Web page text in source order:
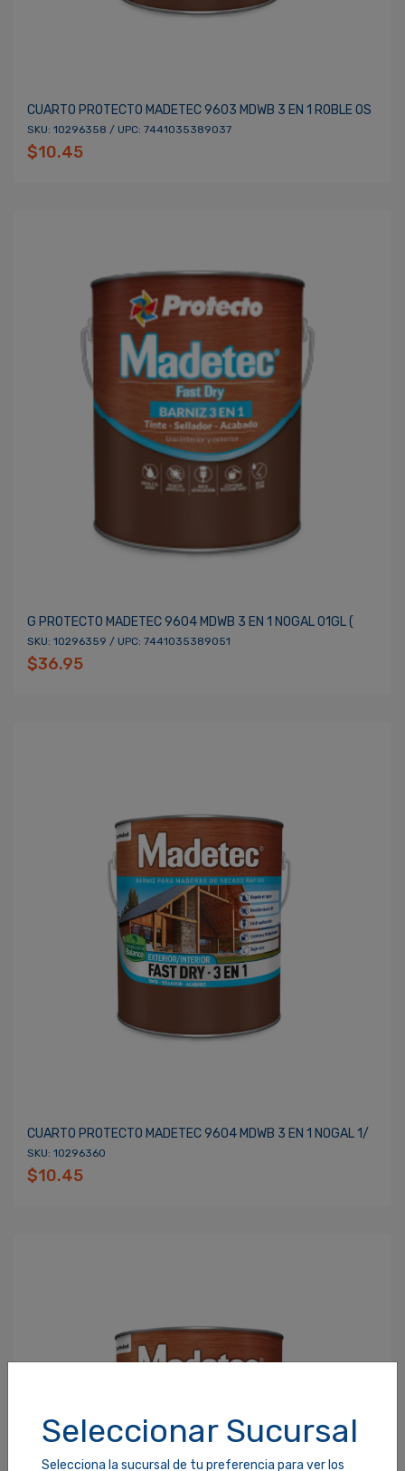
Seleccionar Sucursal
Selecciona la sucursal de tu preferencia para ver los
CUARTO PROTECTO MADETEC 9603 MDWB 3 EN 1 ROBLE OS
SKU: 10296358 / UPC: 7441035389037
$10.45
G PROTECTO MADETEC 9604 MDWB 3 EN 1 NOGAL 01GL (
SKU: 10296359 / UPC: 7441035389051
$36.95
CUARTO PROTECTO MADETEC 9604 MDWB 3 EN 1 NOGAL 1/
SKU: 10296360
$10.45